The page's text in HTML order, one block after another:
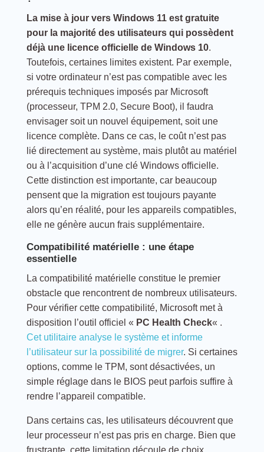
La mise à jour vers Windows 11 est gratuite
pour la majorité des utilisateurs qui possèdent
déjà une licence officielle de Windows 10.
Toutefois, certaines limites existent. Par exemple,
si votre ordinateur n’est pas compatible avec les
prérequis techniques imposés par Microsoft
(processeur, TPM 2.0, Secure Boot), il faudra
envisager soit un nouvel équipement, soit une
licence complète. Dans ce cas, le coût n’est pas
lié directement au système, mais plutôt au matériel
ou à l’acquisition d’une clé Windows officielle.
Cette distinction est importante, car beaucoup
pensent que la migration est toujours payante
alors qu’en réalité, pour les appareils compatibles,
elle ne génère aucun frais supplémentaire.
Compatibilité matérielle : une étape
essentielle
La compatibilité matérielle constitue le premier
obstacle que rencontrent de nombreux utilisateurs.
Pour vérifier cette compatibilité, Microsoft met à
disposition l’outil officiel « PC Health Check« .
Cet utilitaire analyse le système et informe
l’utilisateur sur la possibilité de migrer. Si certaines
options, comme le TPM, sont désactivées, un
simple réglage dans le BIOS peut parfois suffire à
rendre l’appareil compatible.
Dans certains cas, les utilisateurs découvrent que
leur processeur n’est pas pris en charge. Bien que
frustrante, cette limitation découle de choix